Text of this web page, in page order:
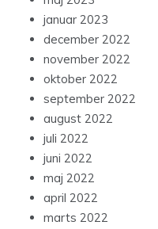
januar 2023
december 2022
november 2022
oktober 2022
september 2022
august 2022
juli 2022
juni 2022
maj 2022
april 2022
marts 2022